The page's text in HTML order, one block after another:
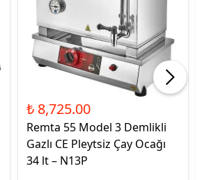
₺ 8,725.00
Remta 55 Model 3 Demlikli
Gazlı CE Pleytsiz Çay Ocağı
34 lt – N13P